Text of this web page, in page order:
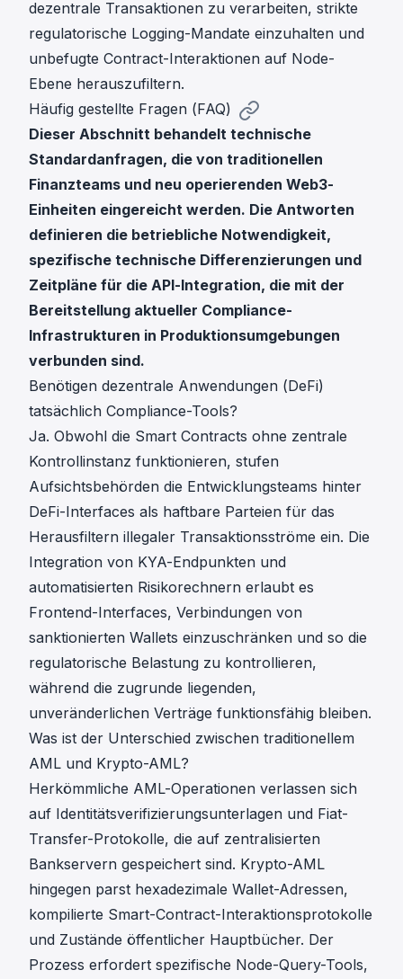
dezentrale Transaktionen zu verarbeiten, strikte
regulatorische Logging-Mandate einzuhalten und
unbefugte Contract-Interaktionen auf Node-
Ebene herauszufiltern.
Häufig gestellte Fragen (FAQ)
Dieser Abschnitt behandelt technische
Standardanfragen, die von traditionellen
Finanzteams und neu operierenden Web3-
Einheiten eingereicht werden. Die Antworten
definieren die betriebliche Notwendigkeit,
spezifische technische Differenzierungen und
Zeitpläne für die API-Integration, die mit der
Bereitstellung aktueller Compliance-
Infrastrukturen in Produktionsumgebungen
verbunden sind.
Benötigen dezentrale Anwendungen (DeFi)
tatsächlich Compliance-Tools?
Ja. Obwohl die Smart Contracts ohne zentrale
Kontrollinstanz funktionieren, stufen
Aufsichtsbehörden die Entwicklungsteams hinter
DeFi-Interfaces als haftbare Parteien für das
Herausfiltern illegaler Transaktionsströme ein. Die
Integration von KYA-Endpunkten und
automatisierten Risikorechnern erlaubt es
Frontend-Interfaces, Verbindungen von
sanktionierten Wallets einzuschränken und so die
regulatorische Belastung zu kontrollieren,
während die zugrunde liegenden,
unveränderlichen Verträge funktionsfähig bleiben.
Was ist der Unterschied zwischen traditionellem
AML und Krypto-AML?
Herkömmliche AML-Operationen verlassen sich
auf Identitätsverifizierungsunterlagen und Fiat-
Transfer-Protokolle, die auf zentralisierten
Bankservern gespeichert sind. Krypto-AML
hingegen parst hexadezimale Wallet-Adressen,
kompilierte Smart-Contract-Interaktionsprotokolle
und Zustände öffentlicher Hauptbücher. Der
Prozess erfordert spezifische Node-Query-Tools,